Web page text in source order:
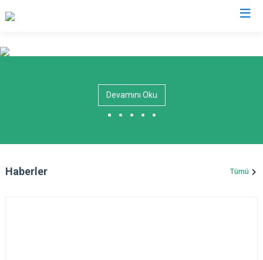
Erbaa
Niksar
Reşadiye
Yeşilyurt
Devamını Oku
Haberler Tümü